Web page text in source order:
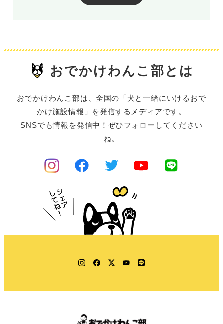
おでかけわんこ部とは
おでかけわんこ部は、全国の「犬と一緒にいけるおで
かけ施設情報」を発信するメディアです。
SNSでも情報を発信中！ぜひフォローしてください
ね。
Instagram
Facebook
TwitterYouTube
LINE